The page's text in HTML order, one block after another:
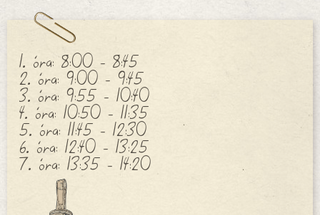
1. óra: 8:00 - 8:45
2. óra: 9:00 - 9:45
3. óra: 9:55 - 10:40
4. óra: 10:50 - 11:35
5. óra: 11:45 - 12:30
6. óra: 12:40 - 13:25
7. óra: 13:35 - 14:20